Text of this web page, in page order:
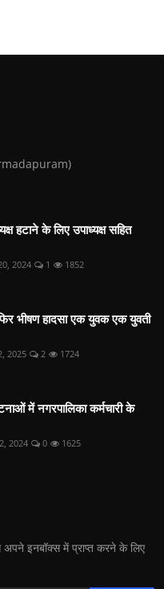
हटाने के लिए उपाध्यक्ष सहित
2024 1 1852
भीषण हादसा एक युवक एक युवती
2025 2 1724
में नगरपालिका कर्मचारी के
2024 0 1625
इनबॉक्स में प्राप्त करने के लिए